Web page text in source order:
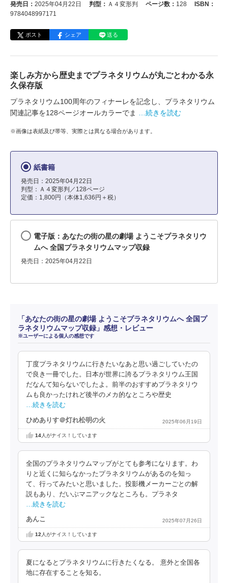
発売日： 2025年04月22日 判型： Ａ４変形判 ページ数： 128
ISBN：
9784048997171
ポスト シェア 送る
楽しみ方から歴史までプラネタリウムが丸ごとわかる永
久保存版
プラネタリウム100周年のフィナーレを記念し、プラネタリウム
関連記事を128ページオールカラーでま
…続きを読む
※画像は表紙及び帯等、実際とは異なる場合があります。
紙書籍
発売日：2025年04月22日
判型：Ａ４変形判／128ページ
定価：1,800円（本体1,636円＋税）
電子版：あなたの街の星の劇場 ようこそプラネタリウ
ムへ 全国プラネタリウムマップ収録
発売日：2025年04月22日
「あなたの街の星の劇場 ようこそプラネタリウムへ 全国プ
ラネタリウムマップ収録」感想・レビュー
※ユーザーによる個人の感想です
丁度プラネタリウムに行きたいなあと思い過ごしていたの
で良き一冊でした。日本が世界に誇るプラネタリウム王国
だなんて知らないでしたよ。前半のおすすめプラネタリウ
ムも良かったけれど後半のメカ的なところや歴史
…続きを読む
ひめありす＠灯れ松明の火 2025年06月19日
14人がナイス！しています
全国のプラネタリウムマップがとても参考になります。わ
りと近くに知らなかったプラネタリウムがあるのを知っ
て、行ってみたいと思いました。投影機メーカーごとの解
説もあり、だいぶマニアックなところも。プラネタ
…続きを読む
あんこ 2025年07月26日
12 人がナイス！しています
夏になるとプラネタリウムに行きたくなる。 意外と全国各
地に存在することを知る。